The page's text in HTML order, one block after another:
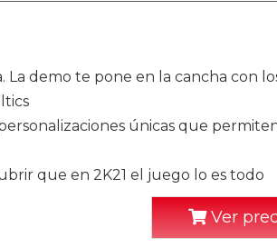
La demo te pone en la cancha con
únicas que
que en 2K21 el juego lo es todo
Ver